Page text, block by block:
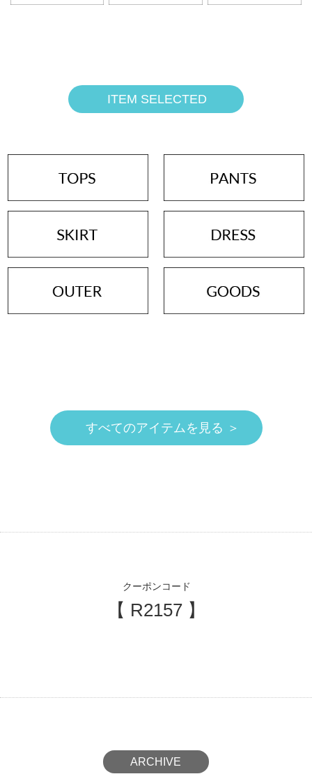
ITEM SELECTED
すべてのアイテムを見る ＞
クーポンコード
【 R2157 】
ARCHIVE